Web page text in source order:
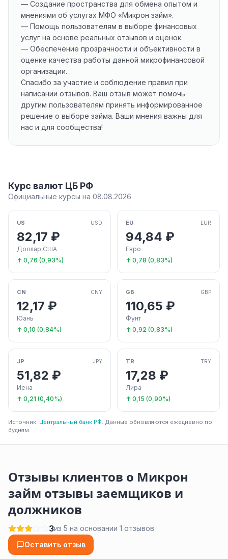
— Создание пространства для обмена опытом и
мнениями об услугах МФО «Микрон займ».
— Помощь пользователям в выборе финансовых
услуг на основе реальных отзывов и оценок.
— Обеспечение прозрачности и объективности в
оценке качества работы данной микрофинансовой
организации.
Спасибо за участие и соблюдение правил при
написании отзывов. Ваш отзыв может помочь
другим пользователям принять информированное
решение о выборе займа. Ваши мнения важны для
нас и для сообщества!
Курс валют ЦБ РФ
Официальные курсы на 08.08.2026
US USD
82,17 ₽
Доллар США
↑ 0,76 (0,93%)
EU EUR
94,84 ₽
Евро
↑ 0,78 (0,83%)
CN CNY
12,17 ₽
Юань
↑ 0,10 (0,84%)
GB GBP
110,65 ₽
Фунт
↑ 0,92 (0,83%)
JP JPY
51,82 ₽
Иена
↑ 0,21 (0,40%)
TR TRY
17,28 ₽
Лира
↑ 0,15 (0,90%)
Источник: Центральный банк РФ. Данные обновляются ежедневно по
будням.
Отзывы клиентов о Микрон
займ отзывы заемщиков и
должников
3из 5 на основании 1 отзывов
Оставить отзыв